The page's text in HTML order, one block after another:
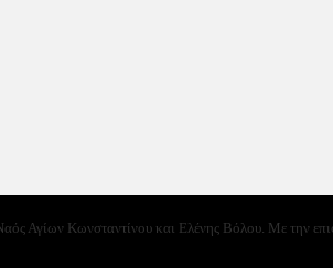
Αγίων Κωνσταντίνου και Ελένης Βόλου. Με την